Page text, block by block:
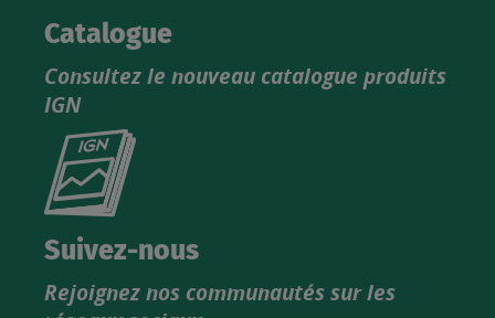
Catalogue
Consultez le nouveau catalogue produits
IGN
Consultez
catalogue
Suivez-nous
Rejoignez nos communautés sur les